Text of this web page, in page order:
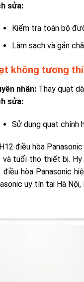
sửa:
Kiểm tra toàn bộ
Làm sạch và gắn
không tương
nhân:Thay quạt
sửa:
Sử dụng quạt chính
điều hòa
và tuổi thọ thiết bị. Hy
điều hòa Panasonic
uy tín tại Hà Nội,